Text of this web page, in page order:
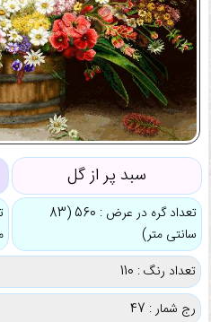
سبد پر از گل
تعداد گره در عرض : 560 (83
سانتی متر)
تعداد رنگ : 110
رج شمار : 47